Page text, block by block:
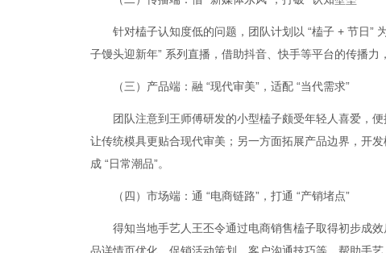
针对榼子认知度低的问题，团队计划以 “榼子 + 节日”
子馒头迎新年” 系列直播，借助抖音、快手等平台的传播力
（三）产品端：融 “现代审美”，适配 “当代需求”
团队注意到王师傅研发的小型榼子颇受年轻人喜爱，
让传统模具更贴合现代审美；另一方面拓展产品边界，开
成 “日常潮品”。
（四）市场端：通 “电商链路”，打通 “产销堵点”
得知当地手艺人王丕令通过电商销售榼子取得初步成